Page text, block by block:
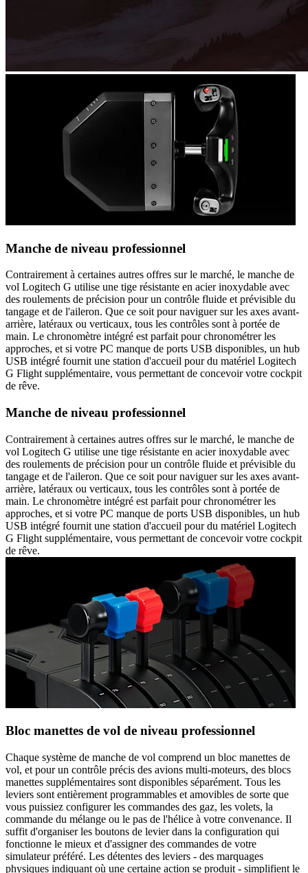
Manche de niveau professionnel
Contrairement à certaines autres offres sur le marché, le manche de
vol Logitech G utilise une tige résistante en acier inoxydable avec
des roulements de précision pour un contrôle fluide et prévisible du
tangage et de l'aileron. Que ce soit pour naviguer sur les axes avant-
arrière, latéraux ou verticaux, tous les contrôles sont à portée de
main. Le chronomètre intégré est parfait pour chronométrer les
approches, et si votre PC manque de ports USB disponibles, un hub
USB intégré fournit une station d'accueil pour du matériel Logitech
G Flight supplémentaire, vous permettant de concevoir votre cockpit
de rêve.
Manche de niveau professionnel
Contrairement à certaines autres offres sur le marché, le manche de
vol Logitech G utilise une tige résistante en acier inoxydable avec
des roulements de précision pour un contrôle fluide et prévisible du
tangage et de l'aileron. Que ce soit pour naviguer sur les axes avant-
arrière, latéraux ou verticaux, tous les contrôles sont à portée de
main. Le chronomètre intégré est parfait pour chronométrer les
approches, et si votre PC manque de ports USB disponibles, un hub
USB intégré fournit une station d'accueil pour du matériel Logitech
G Flight supplémentaire, vous permettant de concevoir votre cockpit
de rêve.
Bloc manettes de vol de niveau professionnel
Chaque système de manche de vol comprend un bloc manettes de
vol, et pour un contrôle précis des avions multi-moteurs, des blocs
manettes supplémentaires sont disponibles séparément. Tous les
leviers sont entièrement programmables et amovibles de sorte que
vous puissiez configurer les commandes des gaz, les volets, la
commande du mélange ou le pas de l'hélice à votre convenance. Il
suffit d'organiser les boutons de levier dans la configuration qui
fonctionne le mieux et d'assigner des commandes de votre
simulateur préféré. Les détentes des leviers - des marquages
physiques indiquant où une certaine action se produit - simplifient le